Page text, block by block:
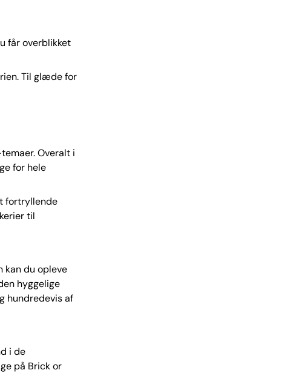
får overblikket
Til glæde for
Overalt i
for hele
fortryllende
til
kan du opleve
hyggelige
hundredevis af
i de
på Brick or